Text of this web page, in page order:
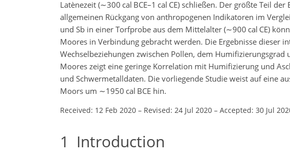
Latènezeit (∼300 cal BCE–1 cal CE) schließen. Der größte Teil
allgemeinen Rückgang von anthropogenen Indikatoren im
und Sb in einer Torfprobe aus dem Mittelalter (∼900 cal CE)
Moores in Verbindung gebracht werden. Die Ergebnisse dieser
Wechselbeziehungen zwischen Pollen, dem
Moores zeigt eine geringe Korrelation mit Humifizierung und
und Schwermetalldaten. Die vorliegende Studie weist auf eine
Moors um ∼1950 cal BCE hin.
Received: 12 Feb 2020 – Revised: 24 Jul 2020 – Accepted: 30 Jul
1 Introduction